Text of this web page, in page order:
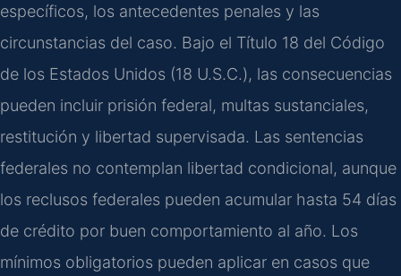
específicos, los antecedentes penales y las
circunstancias del caso. Bajo el Título 18 del Código
de los Estados Unidos (18 U.S.C.), las consecuencias
pueden incluir prisión federal, multas sustanciales,
restitución y libertad supervisada. Las sentencias
federales no contemplan libertad condicional, aunque
los reclusos federales pueden acumular hasta 54 días
de crédito por buen comportamiento al año. Los
mínimos obligatorios pueden aplicar en casos que